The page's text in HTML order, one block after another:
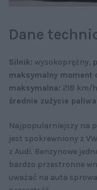
Dane
Silnik: wysokoprężny,
maksymalny moment
maksymalna: 218 km/
średnie zużycie
Najpopularniejszy na
jest spokrewniony z
z Audi. Benzynowe
bardzo przestronne
uważać na auta